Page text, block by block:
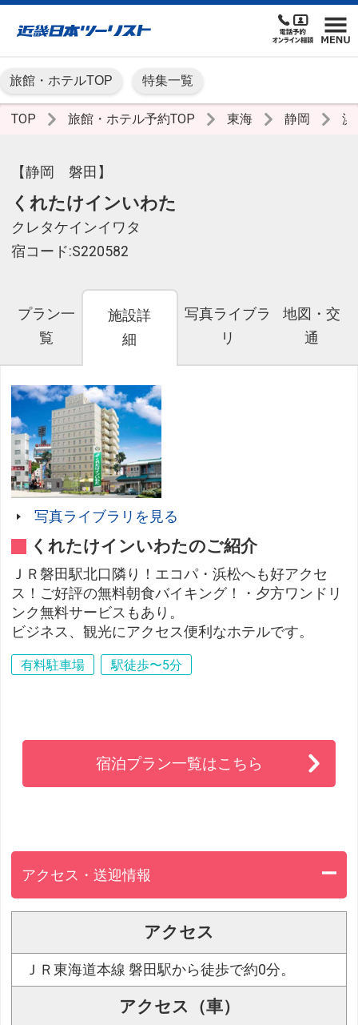
旅館・ホテルTOP 特集一覧
TOP 旅館・ホテル予約TOP 東海 静岡 浜
【静岡 磐田】
くれたけインいわた
クレタケインイワタ
宿コード:S220582
プラン一
覧
施設詳
細
写真ライブラ
リ
地図・交
通
写真ライブラリを見る
くれたけインいわたのご紹介
ＪＲ磐田駅北口隣り！エコパ・浜松へも好アクセ
ス！ご好評の無料朝食バイキング！・夕方ワンドリ
ンク無料サービスもあり。
ビジネス、観光にアクセス便利なホテルです。
有料駐車場 駅徒歩〜5分
宿泊プラン一覧はこちら
アクセス・送迎情報
アクセス
ＪＲ東海道本線 磐田駅から徒歩で約0分。
アクセス（車）